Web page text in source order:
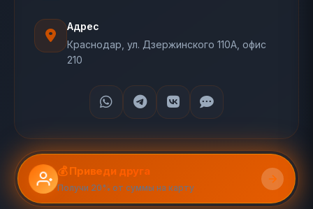
Адрес
Краснодар, ул. Дзержинского 110А, офис
210
💰 Приведи друга
Получи 20% от суммы на карту